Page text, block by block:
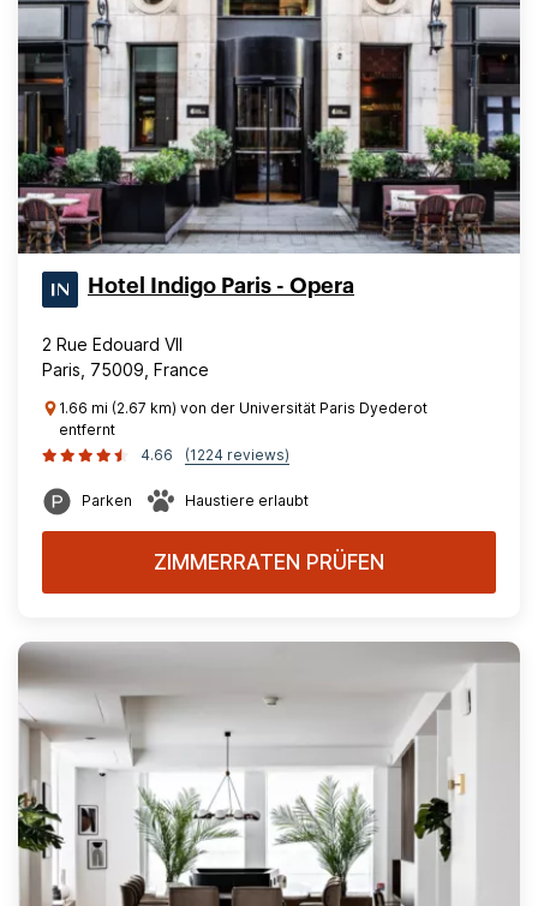
Hotel Indigo Paris - Opera
2 Rue Edouard VII
Paris, 75009, France
1.66 mi (2.67 km) von der Universität Paris Dyederot
entfernt
4.66
(1224 reviews)
Parken Haustiere erlaubt
ZIMMERRATEN PRÜFEN